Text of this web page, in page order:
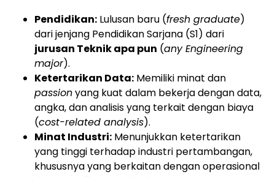
Pendidikan: Lulusan baru (fresh graduate)
dari jenjang Pendidikan Sarjana (S1) dari
jurusan Teknik apa pun (any Engineering
major).
Ketertarikan Data: Memiliki minat dan
passionyang kuat dalam bekerja dengan data,
angka, dan analisis yang terkait dengan biaya
(cost-related analysis).
Minat Industri: Menunjukkan ketertarikan
yang tinggi terhadap industri pertambangan,
khususnya yang berkaitan dengan operasional